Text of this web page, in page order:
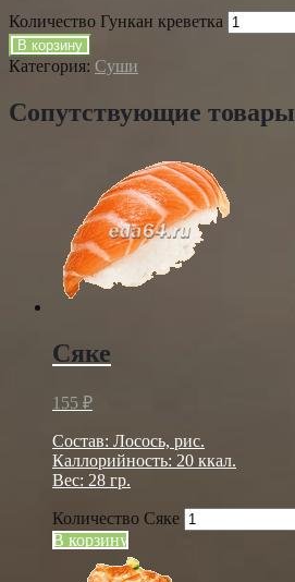
Количество Гункан креветка
В корзину
Категория: Суши
Сопутствующие товары
Сяке
155 ₽
Состав: Лосось, рис.
Каллорийность: 20 ккал.
Вес: 28 гр.
Количество Сяке
В корзину